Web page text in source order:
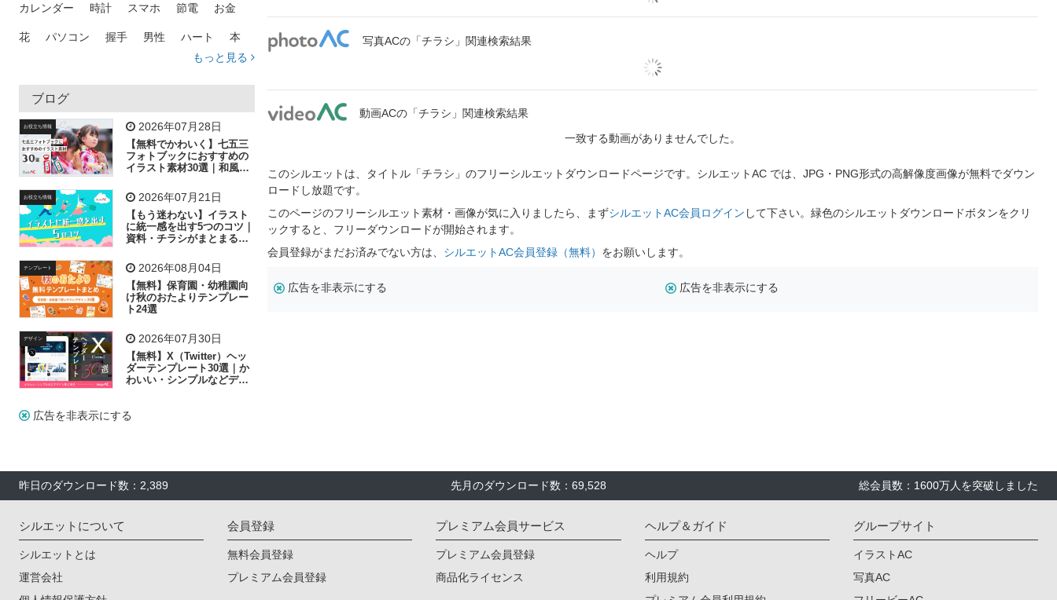
カレンダー 時計 スマホ 節電 お金
花 パソコン 握手 男性 ハート 本
トラック 木
吹き出し
飛行機 グラフ ビル 魚 家族 書類
歩く 工場 会社 太陽 キラキラ
子供 作業員 相談 ピクトグラム
もっと見る
ブログ
お役立ち情報 2026年07月28日
【無料でかわいく】七五三
フォトブックにおすすめの
イラスト素材30選｜和風の
お役立ち情報 2026年07月21日
【もう迷わない】イラスト
に統一感を出す5つのコツ｜
資料・チラシがまとまるフ
テンプレート 2026年08月04日
【無料】保育園・幼稚園向
け秋のおたよりテンプレー
ト24選
デザイン 2026年07月30日
【無料】X（Twitter）ヘッ
ダーテンプレート30選｜か
わいい・シンプルなどデザ
広告を非表示にする
写真ACの「チラシ」関連検索結果
動画ACの「チラシ」関連検索結果
一致する動画がありませんでした。
このシルエットは、タイトル「チラシ」のフリーシルエットダウンロードページです。シルエットAC では、JPG・PNG形式の高解像度画像が無料でダウン
ロードし放題です。
このページのフリーシルエット素材・画像が気に入りましたら、まずシルエットAC会員ログイン して下さい。緑色のシルエットダウンロードボタンをクリ
ックすると、フリーダウンロードが開始されます。
会員登録がまだお済みでない方は、 シルエットAC会員登録（無料） をお願いします。
広告を非表示にする 広告を非表示にする
昨日のダウンロード数：2,389 先月のダウンロード数：69,528 総会員数：1600万人を突破しました
シルエットについて
シルエットとは
運営会社
会員登録
無料会員登録
プレミアム会員登録
プレミアム会員サービス
プレミアム会員登録
商品化ライセンス
ヘルプ＆ガイド
ヘルプ
利用規約
グループサイト
イラストAC
写真AC